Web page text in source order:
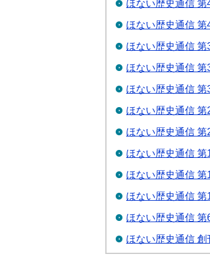
ほない歴史通信 第
ほない歴史通信 第
ほない歴史通信 第
ほない歴史通信 第
ほない歴史通信 第
ほない歴史通信 第
ほない歴史通信 第
ほない歴史通信 第
ほない歴史通信 第
ほない歴史通信 第
ほない歴史通信 第
ほない歴史通信 創